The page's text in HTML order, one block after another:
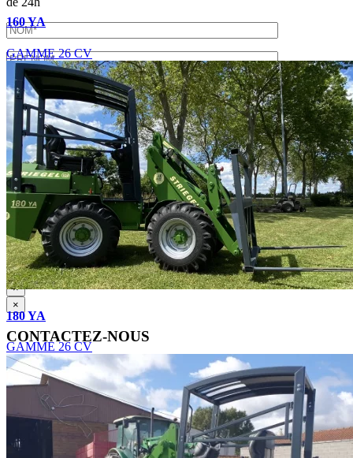
160 YA
GAMME 26 CV
180 YA
GAMME 26 CV
En soumettant ce formulaire, j'accepte que les informations
saisies soient exploitées dans le cadre de la demande de devis et de
la relation commerciale qui peut en découler.
Pour connaître et exercer vos droits, notamment de retrait de votre
consentement à l'utilisation des données collectées par ce formulaire,
veuillez consulter notrepolitique de confidentialité.
×
×
CONTACTEZ-NOUS